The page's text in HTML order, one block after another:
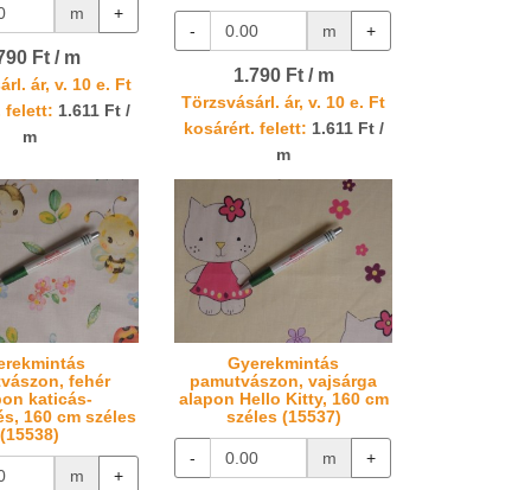
m +
Ft / m
ár, v. 10 e. Ft
felett: 1.611 Ft /
m
- m +
1.790 Ft / m
Törzsvásárl. ár, v. 10 e. Ft
kosárért. felett: 1.611 Ft /
m
fehér
katicás-
160 cm széles
(15538)
m +
Gyerekmintás
pamutvászon, vajsárga
alapon Hello Kitty, 160 cm
széles (15537)
- m +